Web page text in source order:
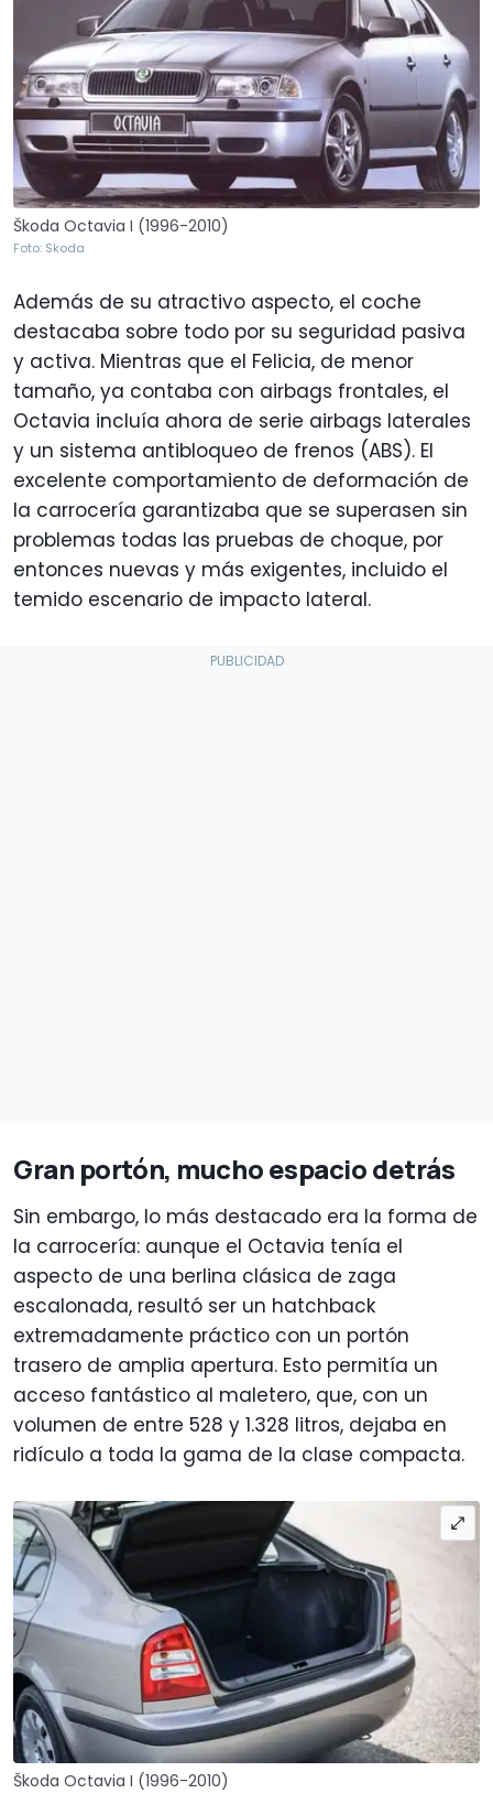
Škoda Octavia I (1996-2010)
Foto: Skoda
Además de su atractivo aspecto, el coche
destacaba sobre todo por su seguridad pasiva
y activa. Mientras que el Felicia, de menor
tamaño, ya contaba con airbags frontales, el
Octavia incluía ahora de serie airbags laterales
y un sistema antibloqueo de frenos (ABS). El
excelente comportamiento de deformación de
la carrocería garantizaba que se superasen sin
problemas todas las pruebas de choque, por
entonces nuevas y más exigentes, incluido el
temido escenario de impacto lateral.
Gran portón, mucho espacio detrás
Sin embargo, lo más destacado era la forma de
la carrocería: aunque el Octavia tenía el
aspecto de una berlina clásica de zaga
escalonada, resultó ser un hatchback
extremadamente práctico con un portón
trasero de amplia apertura. Esto permitía un
acceso fantástico al maletero, que, con un
volumen de entre 528 y 1.328 litros, dejaba en
ridículo a toda la gama de la clase compacta.
Škoda Octavia I (1996-2010)